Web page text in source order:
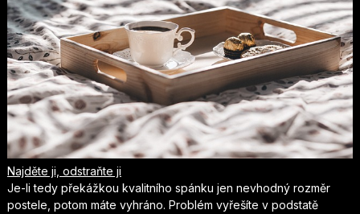
Najděte ji, odstraňte ji
Je-li tedy překážkou kvalitního spánku jen nevhodný rozměr
postele, potom máte vyhráno. Problém vyřešíte v podstatě